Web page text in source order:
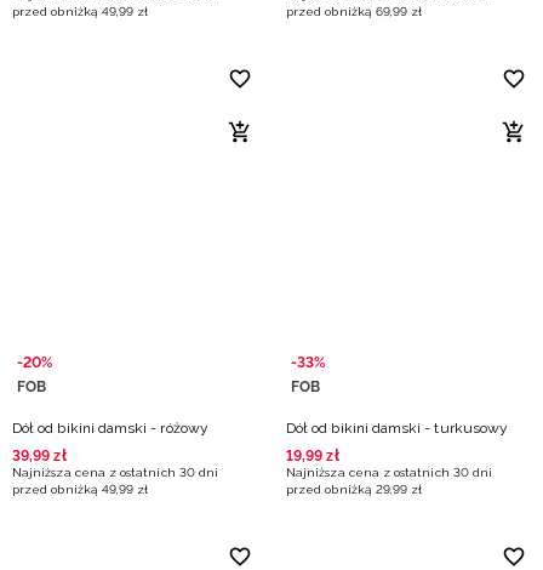
przed obniżką 49,99 zł
przed obniżką 69,99 zł
-20%
FOB
Dół od bikini damski - różowy
39,99 zł
Najniższa cena z ostatnich 30 dni
przed obniżką 49,99 zł
-33%
FOB
Dół od bikini damski - turkusowy
19,99 zł
Najniższa cena z ostatnich 30 dni
przed obniżką 29,99 zł